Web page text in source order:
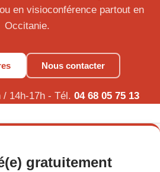
en visioconférence partout en
Occitanie.
Nous contacter
/ 14h-17h - Tél. 04 68 05 75 13
gratuitement